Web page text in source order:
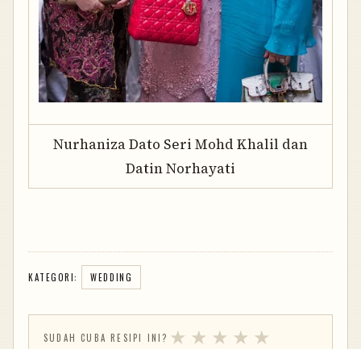
Nurhaniza Dato Seri Mohd Khalil dan
Datin Norhayati
KATEGORI: WEDDING
SUDAH CUBA RESIPI INI? ★ ★ ★ ★ ★